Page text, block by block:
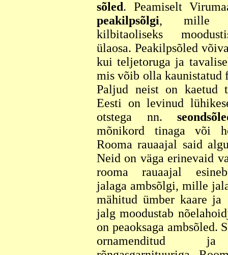
sõled. Peamiselt
peakilpsõlgi, mille
kilbitaoliseks
ülaosa. Peakilpsõled
kui teljetoruga ja
mis võib olla kaunistatud
Paljud neist on kaetud
Eesti on levinud
otstega nn.
mõnikord tinaga või
Rooma rauaajal said
Neid on väga erinevaid
rooma rauaajal
jalaga ambsõlgi, mille
mähitud ümber kaare ja
jalg moodustab
on peaoksaga ambsõled.
ornamenditud ja